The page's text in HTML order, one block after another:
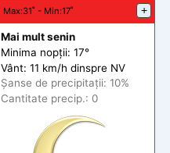
Max:31˚ - Min:17˚ +
Mai mult senin
Minima nopții: 17°
Vânt: 11 km/h dinspre NV
Șanse de precipitații: 10%
Cantitate precip.: 0